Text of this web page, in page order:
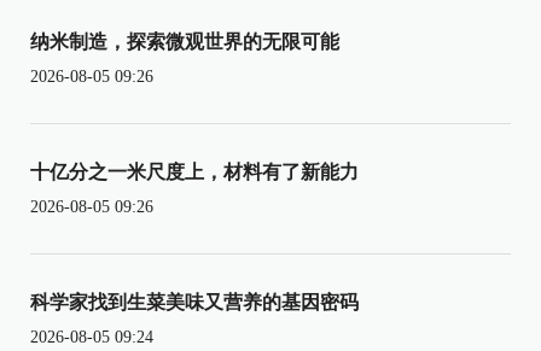
纳米制造，探索微观世界的无限可能
2026-08-05 09:26
十亿分之一米尺度上，材料有了新能力
2026-08-05 09:26
科学家找到生菜美味又营养的基因密码
2026-08-05 09:24